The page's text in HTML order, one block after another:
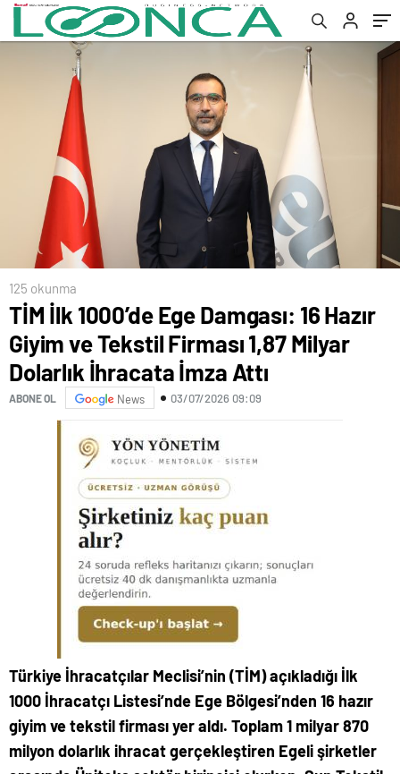
İhracata İmza Attı
125 okunma
TİM İlk 1000’de Ege Damgası: 16 Hazır
Giyim ve Tekstil Firması 1,87 Milyar
Dolarlık İhracata İmza Attı
ABONE OL News 03/07/2026 09:09
Türkiye İhracatçılar Meclisi’nin (TİM) açıkladığı İlk
1000 İhracatçı Listesi’nde Ege Bölgesi’nden 16 hazır
giyim ve tekstil firması yer aldı. Toplam 1 milyar 870
milyon dolarlık ihracat gerçekleştiren Egeli şirketler